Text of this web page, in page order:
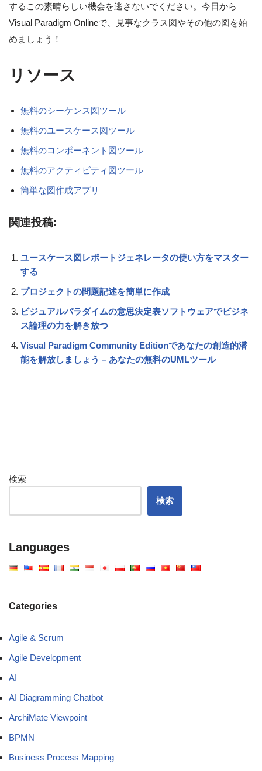
するこの素晴らしい機会を逃さないでください。今日から
Visual Paradigm Onlineで、見事なクラス図やその他の図を始
めましょう！
リソース
無料のシーケンス図ツール
無料のユースケース図ツール
無料のコンポーネント図ツール
無料のアクティビティ図ツール
簡単な図作成アプリ
関連投稿:
ユースケース図レポートジェネレータの使い方をマスター
する
プロジェクトの問題記述を簡単に作成
ビジュアルパラダイムの意思決定表ソフトウェアでビジネ
ス論理の力を解き放つ
Visual Paradigm Community Editionであなたの創造的潜
能を解放しましょう – あなたの無料のUMLツール
検索
検索
Languages
Categories
Agile & Scrum
Agile Development
AI
AI Diagramming Chatbot
ArchiMate Viewpoint
BPMN
Business Process Mapping